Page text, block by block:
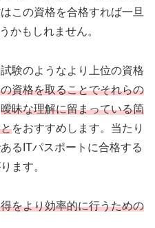
この資格を合格すれば一旦
かもしれません。
験のようなより上位の資格
資格を取ることでそれらの
曖昧な理解に留まっている箇
をおすすめします。当たり
るITパスポートに合格する
ます。
をより効率的に行うための